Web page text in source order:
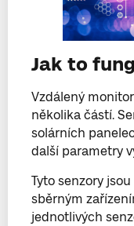
Jak to
Vzdálený
několika částí.
solárních
další parametry
Tyto senzory
sběrným
jednotlivých